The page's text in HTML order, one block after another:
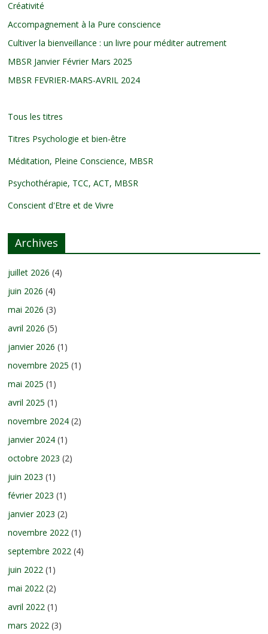
Créativité
Accompagnement à la Pure conscience
Cultiver la bienveillance : un livre pour méditer autrement
MBSR Janvier Février Mars 2025
MBSR FEVRIER-MARS-AVRIL 2024
Tous les titres
Titres Psychologie et bien-être
Méditation, Pleine Conscience, MBSR
Psychothérapie, TCC, ACT, MBSR
Conscient d'Etre et de Vivre
Archives
juillet 2026 (4)
juin 2026 (4)
mai 2026 (3)
avril 2026 (5)
janvier 2026 (1)
novembre 2025 (1)
mai 2025 (1)
avril 2025 (1)
novembre 2024 (2)
janvier 2024 (1)
octobre 2023 (2)
juin 2023 (1)
février 2023 (1)
janvier 2023 (2)
novembre 2022 (1)
septembre 2022 (4)
juin 2022 (1)
mai 2022 (2)
avril 2022 (1)
mars 2022 (3)